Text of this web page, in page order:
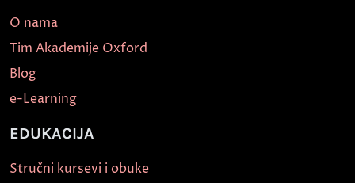
O nama
Tim Akademije Oxford
Blog
e-Learning
EDUKACIJA
Stručni kursevi i obuke